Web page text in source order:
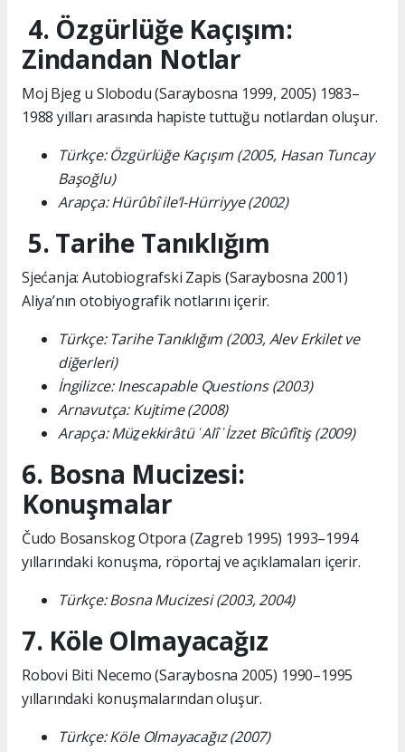
4. Özgürlüğe Kaçışım:
Zindandan Notlar
Moj Bjeg u Slobodu (Saraybosna 1999, 2005) 1983–
1988 yılları arasında hapiste tuttuğu notlardan oluşur.
Türkçe: Özgürlüğe Kaçışım (2005, Hasan Tuncay
Başoğlu)
Arapça: Hürûbî ile’l-Hürriyye (2002)
5. Tarihe Tanıklığım
Sjećanja: Autobiografski Zapis (Saraybosna 2001)
Aliya’nın otobiyografik notlarını içerir.
Türkçe: Tarihe Tanıklığım (2003, Alev Erkilet ve
diğerleri)
İngilizce: Inescapable Questions (2003)
Arnavutça: Kujtime (2008)
Arapça: Müẕekkirâtü ʿAlî ʿİzzet Bîcûfîtiş (2009)
6. Bosna Mucizesi:
Konuşmalar
Čudo Bosanskog Otpora (Zagreb 1995) 1993–1994
yıllarındaki konuşma, röportaj ve açıklamaları içerir.
Türkçe: Bosna Mucizesi (2003, 2004)
7. Köle Olmayacağız
Robovi Biti Necemo (Saraybosna 2005) 1990–1995
yıllarındaki konuşmalarından oluşur.
Türkçe: Köle Olmayacağız (2007)